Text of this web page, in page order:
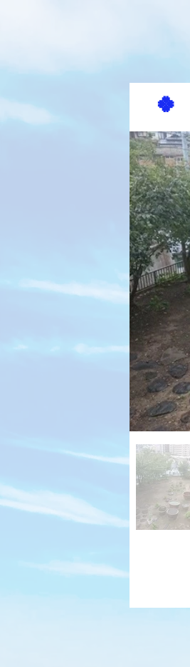
🍀